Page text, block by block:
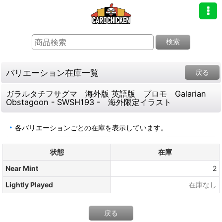
検索
バリエーション在庫一覧 戻る
ガラルタチフサグマ 海外版 英語版 プロモ Galarian
Obstagoon - SWSH193 - 海外限定イラスト
各バリエーションごとの在庫を表示しています。
状態
在庫
Near Mint
2
Lightly Played
在庫なし
戻る